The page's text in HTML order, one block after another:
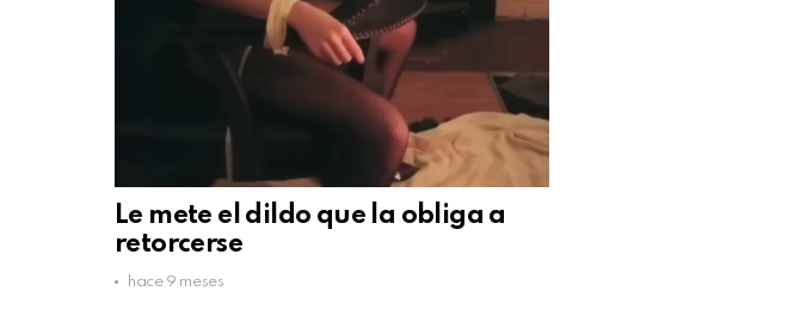
Le mete el dildo que la obliga a
retorcerse
hace 9 meses